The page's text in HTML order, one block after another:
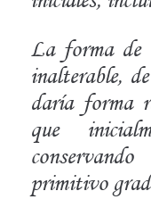
La forma de
inalterable,
daría forma
que
primitivo